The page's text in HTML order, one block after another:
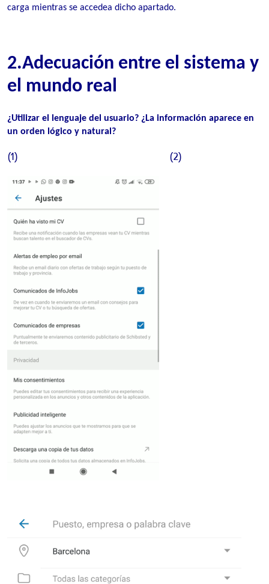
carga mientras se accedea dicho apartado.
2.Adecuación entre el sistema y
el mundo real
¿Utilizar el lenguaje del usuario? ¿La información aparece en
un orden lógico y natural ?
(1) (2)